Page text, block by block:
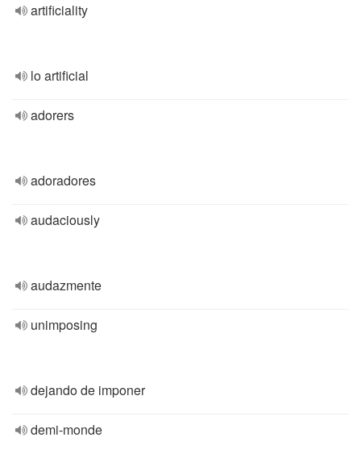
artificiality
lo artificial
adorers
adoradores
audaciously
audazmente
unimposing
dejando de imponer
demi-monde